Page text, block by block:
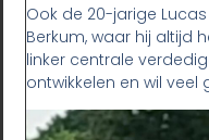
Ook de 20-jarige
Berkum, waar hij altijd
linker centrale
ontwikkelen en wil veel